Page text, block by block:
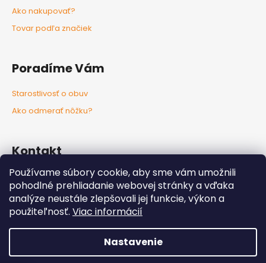
Používame súbory cookie, aby sme vám umožnili
pohodlné prehliadanie webovej stránky a vďaka
analýze neustále zlepšovali jej funkcie, výkon a
použiteľnosť. Viac informácií
Nastavenie
Ako nakupovať?
Tovar podľa značiek
Poradíme Vám
Starostlivosť o obuv
Ako odmerať nôžku?
Kontakt
info@nozkaobujsa.sk
+421907383063
Nozkaobujsa.sk
Nozkaobujsa